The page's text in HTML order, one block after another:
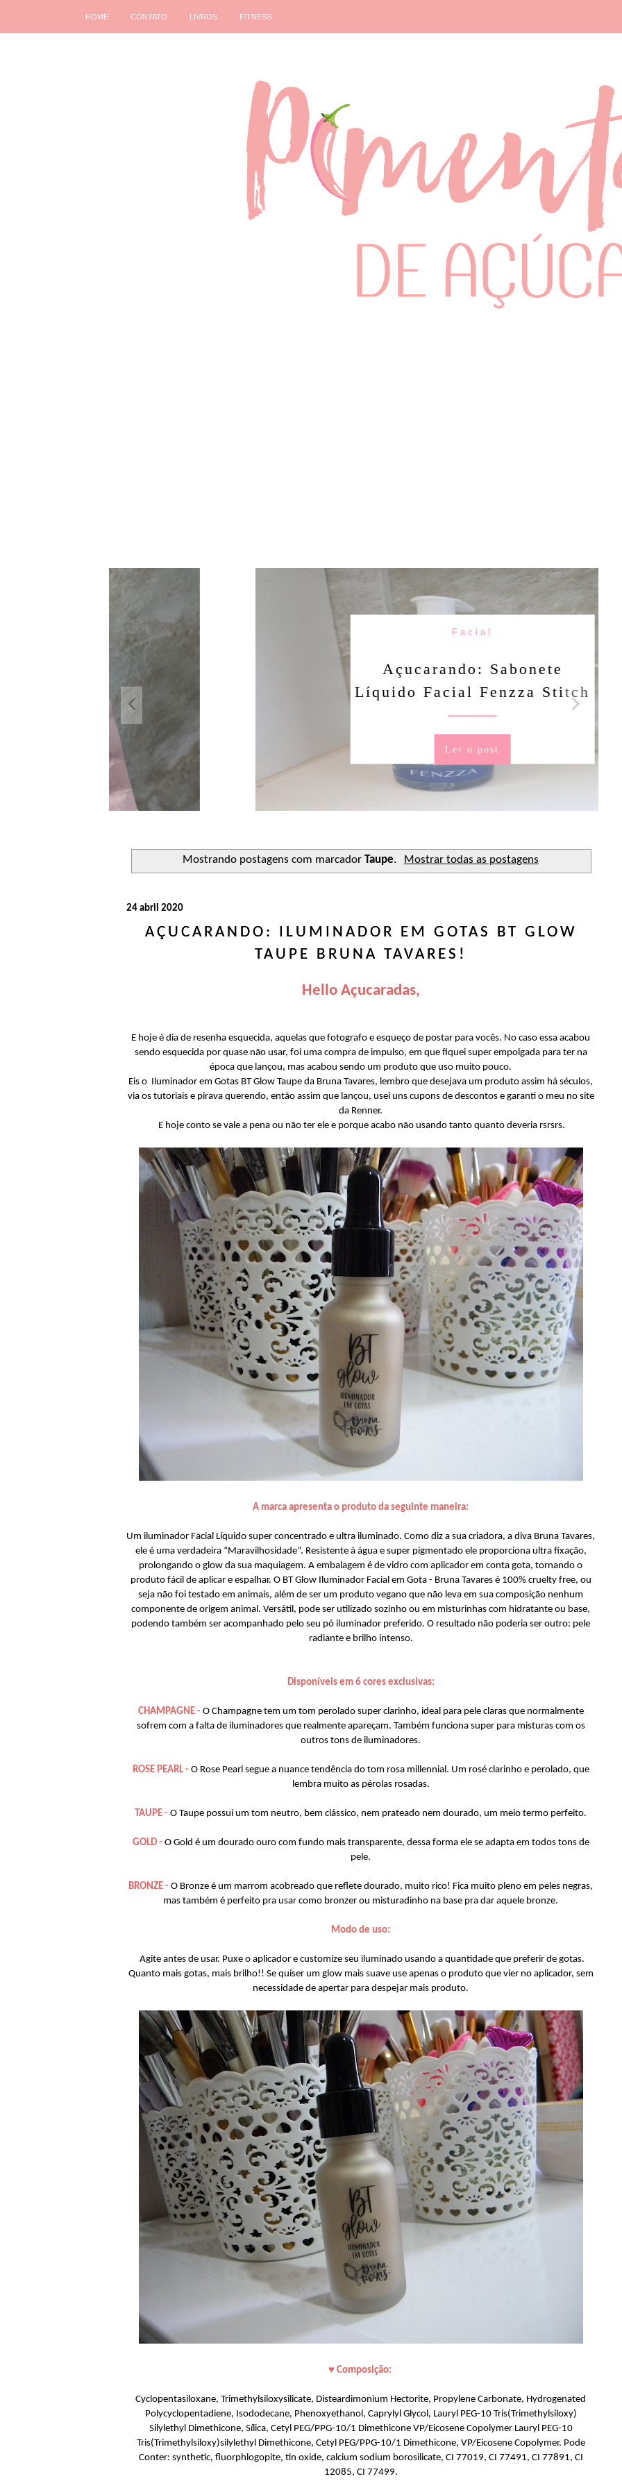
HOME CONTATO LIVROS FITNESS
Facial
Açucarando: Sabonete
Líquido Facial Fenzza Stitch
Mostrando postagens com marcador Taupe. Mostrar todas as postagens
24 abril 2020
AÇUCARANDO: ILUMINADOR EM GOTAS BT GLOW
TAUPE BRUNA TAVARES!
Hello Açucaradas,
E hoje é dia de resenha esquecida, aquelas que fotografo e esqueço de postar para vocês. No caso essa acabou
sendo esquecida por quase não usar, foi uma compra de impulso, em que fiquei super empolgada para ter na
época que lançou, mas acabou sendo um produto que uso muito pouco.
Eis o Iluminador em Gotas BT Glow Taupe da Bruna Tavares, lembro que desejava um produto assim há séculos,
via os tutoriais e pirava querendo, então assim que lançou, usei uns cupons de descontos e garanti o meu no site
da Renner.
E hoje conto se vale a pena ou não ter ele e porque acabo não usando tanto quanto deveria rsrsrs.
A marca apresenta o produto da seguinte maneira:
Um iluminador Facial Líquido super concentrado e ultra iluminado. Como diz a sua criadora, a diva Bruna Tavares,
ele é uma verdadeira “Maravilhosidade”. Resistente à água e super pigmentado ele proporciona ultra fixação,
prolongando o glow da sua maquiagem. A embalagem é de vidro com aplicador em conta gota, tornando o
produto fácil de aplicar e espalhar. O BT Glow Iluminador Facial em Gota - Bruna Tavares é 100% cruelty free, ou
seja não foi testado em animais, além de ser um produto vegano que não leva em sua composição nenhum
componente de origem animal. Versátil, pode ser utilizado sozinho ou em misturinhas com hidratante ou base,
podendo também ser acompanhado pelo seu pó iluminador preferido. O resultado não poderia ser outro: pele
radiante e brilho intenso.
Disponíveis em 6 cores exclusivas:
CHAMPAGNE - O Champagne tem um tom perolado super clarinho, ideal para pele claras que normalmente
sofrem com a falta de iluminadores que realmente apareçam. Também funciona super para misturas com os
outros tons de iluminadores.
ROSE PEARL - O Rose Pearl segue a nuance tendência do tom rosa millennial. Um rosé clarinho e perolado, que
lembra muito as pérolas rosadas.
TAUPE - O Taupe possui um tom neutro, bem clássico, nem prateado nem dourado, um meio termo perfeito.
GOLD - O Gold é um dourado ouro com fundo mais transparente, dessa forma ele se adapta em todos tons de
pele.
BRONZE - O Bronze é um marrom acobreado que reflete dourado, muito rico! Fica muito pleno em peles negras,
mas também é perfeito pra usar como bronzer ou misturadinho na base pra dar aquele bronze.
Modo de uso:
Agite antes de usar. Puxe o aplicador e customize seu iluminado usando a quantidade que preferir de gotas.
Quanto mais gotas, mais brilho!! Se quiser um glow mais suave use apenas o produto que vier no aplicador, sem
necessidade de apertar para despejar mais produto.
♥ Composição:
Cyclopentasiloxane, Trimethylsiloxysilicate, Disteardimonium Hectorite, Propylene Carbonate, Hydrogenated
Polycyclopentadiene, Isododecane, Phenoxyethanol, Caprylyl Glycol, Lauryl PEG-10 Tris(Trimethylsiloxy)
Silylethyl Dimethicone, Sílica, Cetyl PEG/PPG-10/1 Dimethicone VP/Eicosene Copolymer Lauryl PEG-10
Tris(Trimethylsiloxy)silylethyl Dimethicone, Cetyl PEG/PPG-10/1 Dimethicone, VP/Eicosene Copolymer. Pode
Conter: synthetic, fluorphlogopite, tin oxide, calcium sodium borosilicate, CI 77019, CI 77491, CI 77891, CI
12085, CI 77499.